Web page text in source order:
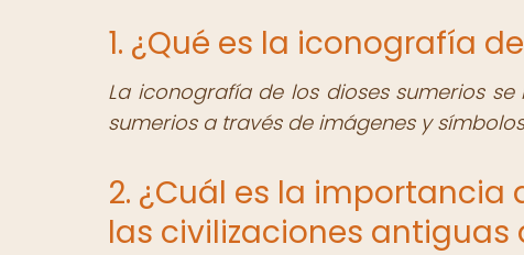
1. ¿Qué es la iconografía
La iconografía de los dioses sumerios
sumerios a través de imágenes y
2. ¿Cuál es la
las civilizaciones antiguas